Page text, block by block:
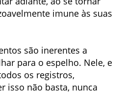
imune às suas
são inerentes a
para o espelho. Nele, e
os registros,
isso não basta, nunca